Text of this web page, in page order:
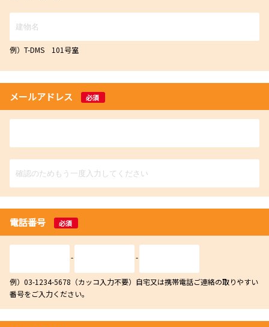
例）T-DMS 101号室
メールアドレス 必須
電話番号 必須
- -
例）03-1234-5678（カッコ入力不要）自宅又は携帯電話ご連絡の取りやすい
番号をご入力ください。